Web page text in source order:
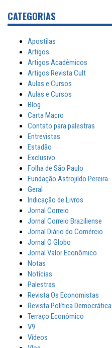
CATEGORIAS
Apostilas
Artigos
Artigos Acadêmicos
Artigos Revista Cult
Aulas e Cursos
Aulas e Cursos
Blog
Carta Macro
Contato para palestras
Entrevistas
Estadão
Exclusivo
Folha de São Paulo
Fundação Astrojildo Pereira
Geral
Indicação de Livros
Jornal Correio
Jornal Correio Braziliense
Jornal Diário do Comércio
Jornal O Globo
Jornal Valor Econômico
Notas
Notícias
Palestras
Revista Os Economistas
Revista Política Democrática
Terraço Econômico
V9
Vídeos